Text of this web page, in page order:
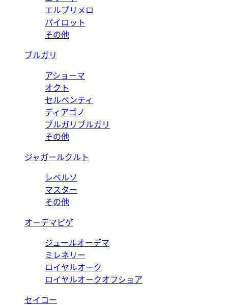
エルプリメロ
パイロット
その他
ブルガリ
アショーマ
オクト
セルペンティ
ディアゴノ
ブルガリブルガリ
その他
ジャガールクルト
レベルソ
マスター
その他
オーデマピゲ
ジュールオーデマ
ミレネリー
ロイヤルオーク
ロイヤルオークオフショア
セイコー